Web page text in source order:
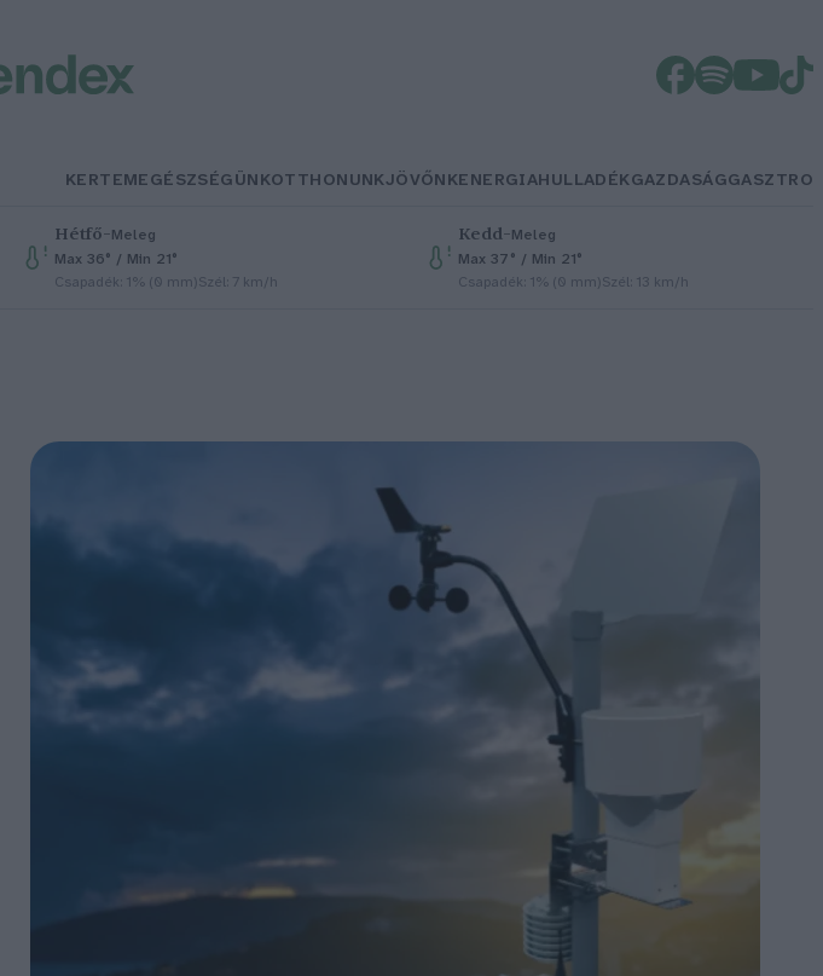
KERTEMEGÉSZSÉGÜNKOTTHONUNKJÖVŐNKENERGIAHULLADÉKGAZDASÁGGASZTRO
Hétfő–Meleg
Max 36° / Min 21°
Csapadék: 1% (0 mm)Szél: 7 km/h
Kedd–Meleg
Max 37° / Min 21°
Csapadék: 1% (0 mm)Szél: 13 km/h